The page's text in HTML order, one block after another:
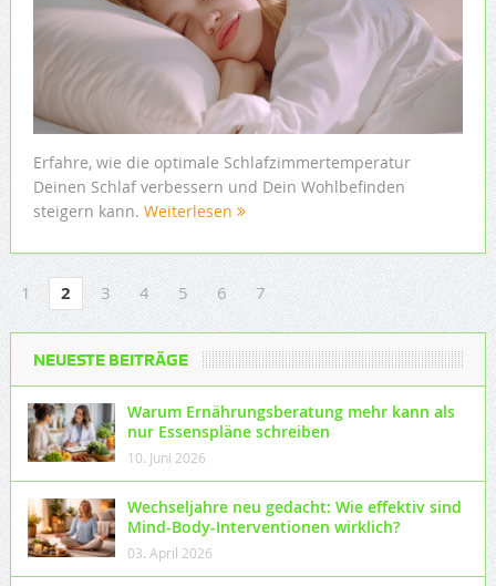
Erfahre, wie die optimale Schlafzimmertemperatur
Deinen Schlaf verbessern und Dein Wohlbefinden
steigern kann. Weiterlesen
1 2 3 4 5 6 7
NEUESTE BEITRÄGE
Warum Ernährungsberatung mehr kann als
nur Essenspläne schreiben
10. Juni 2026
Wechseljahre neu gedacht: Wie effektiv sind
Mind-Body-Interventionen wirklich?
03. April 2026